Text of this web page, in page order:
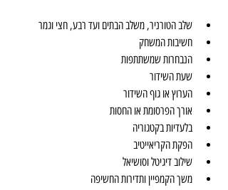
שלב הטורניר, משלב הבתים ועד רבע, חצי וגמר
חשיבות המשחק
הנבחרות שמשתתפות
שעת השידור
הערוץ או גוף השידור
אורך הפרסומת או החסות
בלעדיות בקטגוריה
הפקת הקריאייטיב
שילוב דיגיטל וסושיאל
משך הקמפיין ותדירות החשיפה